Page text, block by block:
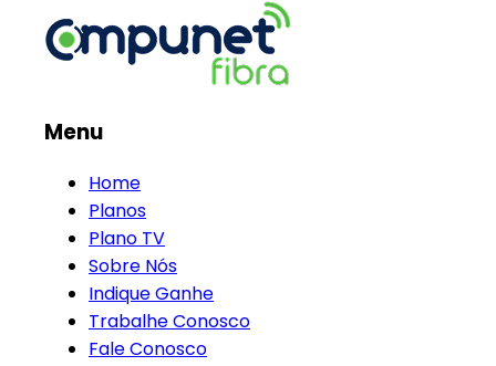
Menu
Home
Planos
Plano TV
Sobre Nós
Indique Ganhe
Trabalhe Conosco
Fale Conosco